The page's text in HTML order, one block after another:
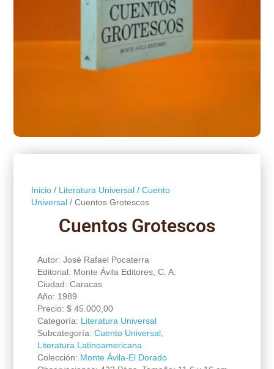
Inicio/ Literatura Universal/ Cuento
Universal/ Cuentos Grotescos
Cuentos Grotescos
Autor: José Rafael Pocaterra
Editorial: Monte Ávila Editores, C. A.
Ciudad: Caracas
Año: 1989
Precio: $45.000,00
Categoría: Literatura Universal
Subcategoría: Cuento Universal,
Literatura Latinoamericana
Colección: Monte Ávila-El Dorado